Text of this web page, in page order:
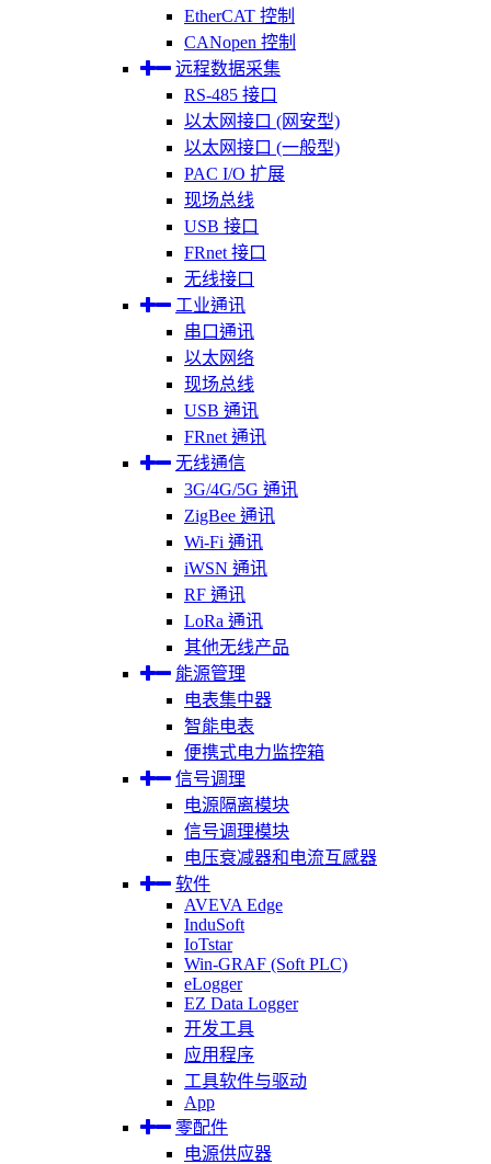
EtherCAT 控制
CANopen 控制
远程数据采集
RS-485 接口
以太网接口 (网安型)
以太网接口 (一般型)
PAC I/O 扩展
现场总线
USB 接口
FRnet 接口
无线接口
工业通讯
串口通讯
以太网络
现场总线
USB 通讯
FRnet 通讯
无线通信
3G/4G/5G 通讯
ZigBee 通讯
Wi-Fi 通讯
iWSN 通讯
RF 通讯
LoRa 通讯
其他无线产品
能源管理
电表集中器
智能电表
便携式电力监控箱
信号调理
电源隔离模块
信号调理模块
电压衰减器和电流互感器
软件
AVEVA Edge
InduSoft
IoTstar
Win-GRAF (Soft PLC)
eLogger
EZ Data Logger
开发工具
应用程序
工具软件与驱动
App
零配件
电源供应器